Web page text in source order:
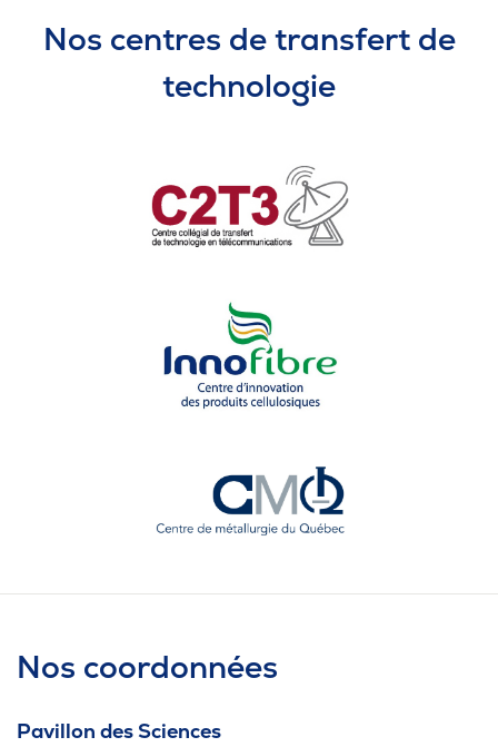
Nos centres de transfert de
technologie
Nos coordonnées
Pavillon des Sciences